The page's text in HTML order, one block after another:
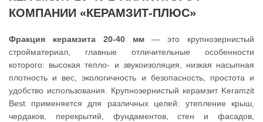
КОМПАНИИ «КЕРАМЗИТ-ПЛЮС»
Фракция керамзита 20-40 мм— это крупнозернистый
стройматериал, главные отличительные особенности
которого: высокая тепло- и звукоизоляция, низкая насыпная
плотность и вес, экологичность и безопасность, простота и
удобство использования. Крупнозернистый керамзит Keramzit
Best применяется для различных целей: утепление крыш,
чердаков, перекрытий, фундаментов, стен и фасадов,